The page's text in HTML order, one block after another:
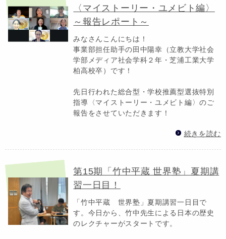
〈マイストーリー・ユメビト編〉
～報告レポート～
みなさんこんにちは！
事業部担任助手の田中陽幸（立教大学社会
学部メディア社会学科２年・芝浦工業大学
柏高校卒）です！
先日行われた総合型・学校推薦型選抜特別
指導〈マイストーリー・ユメビト編〉のご
報告をさせていただきます！
続きを読む
第15期「竹中平蔵 世界塾」夏期講
習一日目！
「竹中平蔵 世界塾」夏期講習一日目で
す。今日から、竹中先生による日本の歴史
のレクチャーがスタートです。